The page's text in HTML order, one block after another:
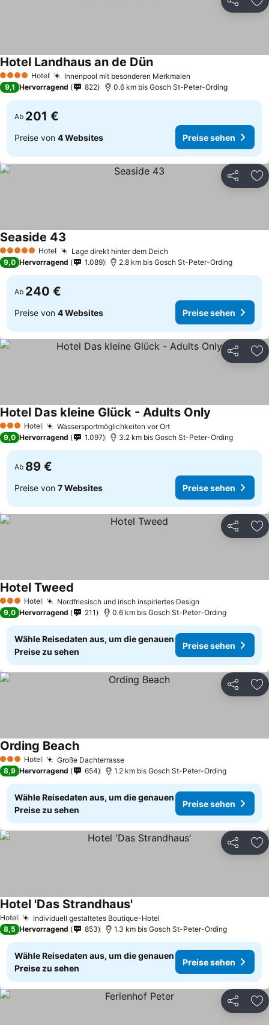
Teilen
4 Sterne Hotel Innenpool mit besonderen Merkmalen
Hotel Landhaus an de DünPreise sehen
9,1 Hervorragend 822 0.6 km bis Gosch St-Peter-Ording
Ab 201 €
Preise von 4 Websites Preise sehen
Teilen
5 Sterne Hotel Lage direkt hinter dem DeichPreise sehen
Seaside 43
9,0 Hervorragend 1.089 2.8 km bis Gosch St-Peter-Ording
Ab 240 €
Preise von 4 Websites Preise sehen
Teilen
3 SterneHotel Wassersportmöglichkeiten vor OrtPreise sehen
Hotel Das kleine Glück - Adults Only
9,0 Hervorragend 1.097 3.2 km bis Gosch St-Peter-Ording
Ab 89 €
Preise von 7 Websites Preise sehen
Teilen
3 SterneHotel Nordfriesisch und irisch inspiriertes Design
Hotel Tweed
9,0 Hervorragend 211 0.6 km bis Gosch St-Peter-Ording
Wähle Reisedaten aus, um die genauen
Preise zu sehen
Preise sehen
Teilen
3 SterneHotel Große DachterrassePreise sehen
Ording BeachPreise sehen
8,9 Hervorragend 654 1.2 km bis Gosch St-Peter-Ording
Wähle Reisedaten aus, um die genauen
Preise zu sehen
Preise sehen
Teilen
Hotel Individuell gestaltetes Boutique-Hotel
Hotel 'Das Strandhaus'
8,5 Hervorragend 853 1.3 km bis Gosch St-Peter-Ording
Wähle Reisedaten aus, um die genauen
Preise zu sehen
Preise sehen
Teilen